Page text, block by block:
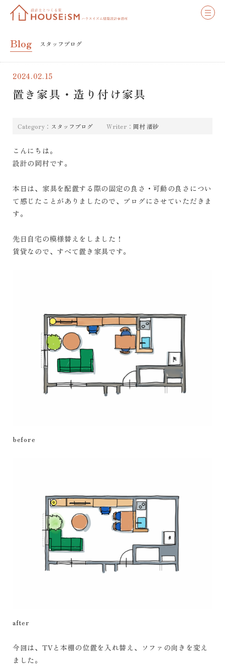
Blog スタッフブログ
2024.02.15
置き家具・造り付け家具
Category： スタッフブログ Writer： 岡村 渚紗
こんにちは。
設計の岡村です。
本日は、家具を配置する際の固定の良さ・可動の良さについ
て感じたことがありましたので、ブログにさせていただきま
す。
先日自宅の模様替えをしました！
賃貸なので、すべて置き家具です。
before
after
今回は、TVと本棚の位置を入れ替え、ソファの向きを変え
ました。